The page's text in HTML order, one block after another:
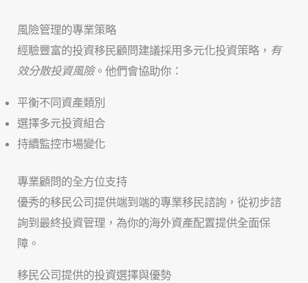
風險管理的專業策略
經驗豐富的投資移民顧問建議採用多元化投資策略， 有
效分散投資風險。他們會協助你：
平衡不同資產類別
選擇多元投資組合
持續監控市場變化
專業顧問的全方位支持
優秀的移民公司提供端到端的專業移民諮詢，從初步諮
詢到最終投資管理，為你的海外資產配置提供全面保
障。
移民公司提供的投資選擇與優勢